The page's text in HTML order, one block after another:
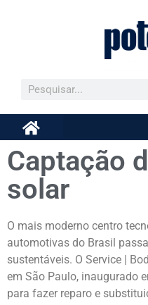
Captação
solar
O mais moderno centro
automotivas do Brasil
sustentáveis. O Service |
em São Paulo, inaugurado
para fazer reparo e